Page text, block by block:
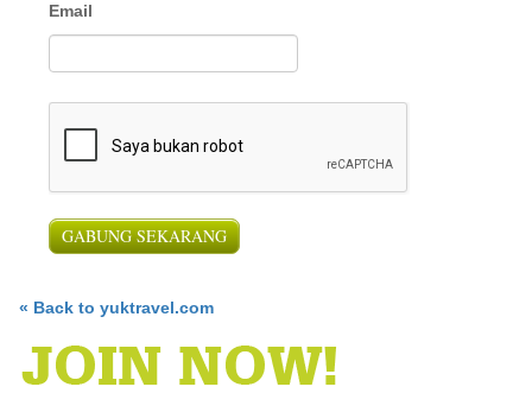
Email
« Back to yuktravel.com